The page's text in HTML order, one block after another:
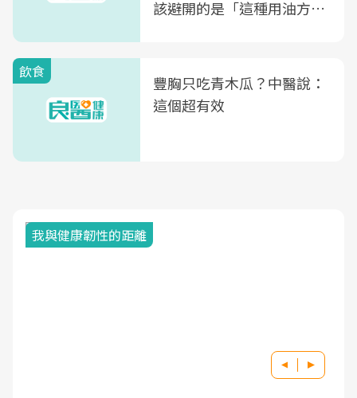
該避開的是「這種用油方
飲食
豐胸只吃青木瓜？中醫說：
這個超有效
我與健康韌性的距離